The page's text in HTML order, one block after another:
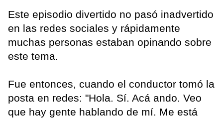
Este episodio divertido no pasó inadvertido
en las redes sociales y rápidamente
muchas personas estaban opinando sobre
este tema.
Fue entonces, cuando el conductor tomó la
posta en redes: "Hola. Sí. Acá ando. Veo
que hay gente hablando de mí. Me está